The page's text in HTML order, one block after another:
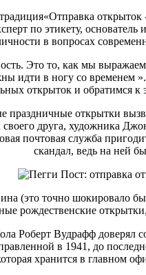
«Отправка открыток
по этикету,
в вопросах
Это то, как мы
идти в ногу со временем
открыток и обратимся
праздничные открытки
друга, художника
почтовая служба
скандал, ведь на ней
(это точно
рождественские
Роберт Вудрафф доверял
в 1941, до
хранится в главном